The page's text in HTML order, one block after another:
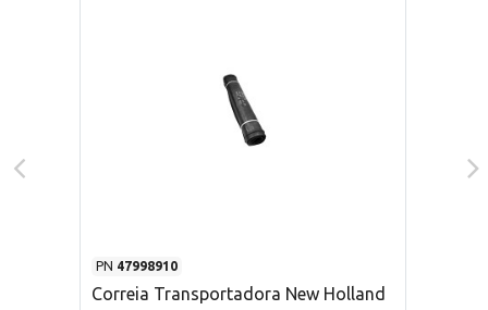
PN 47998910
Correia Transportadora New Holland